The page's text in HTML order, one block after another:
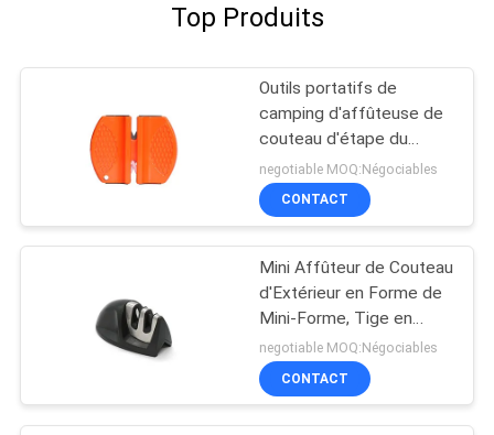
Top Produits
Outils portatifs de
camping d'affûteuse de
couteau d'étape du
plastique 2 avec sec et
propre
negotiable MOQ:Négociables
CONTACT
Mini Affûteur de Couteau
d'Extérieur en Forme de
Mini-Forme, Tige en
Céramique
negotiable MOQ:Négociables
CONTACT